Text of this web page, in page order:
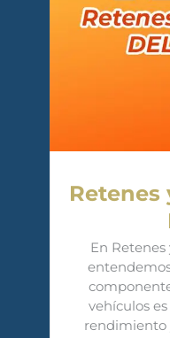
Retenes
En
vehículos
rendimiento